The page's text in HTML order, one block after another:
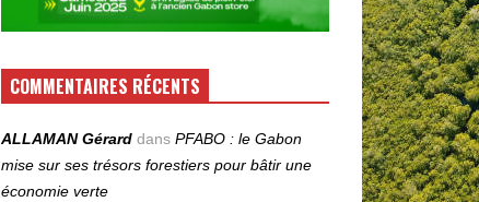
COMMENTAIRES RÉCENTS
ALLAMAN Gérard dansPFABO : le Gabon
mise sur ses trésors forestiers pour bâtir une
économie verte